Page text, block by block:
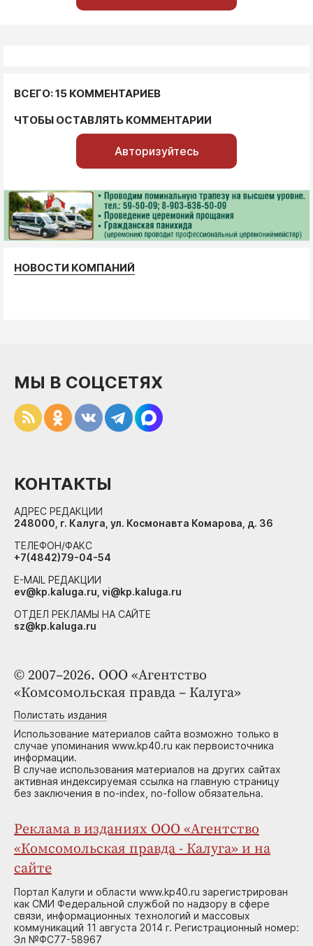
ВСЕГО: 15 КОММЕНТАРИЕВ
ЧТОБЫ ОСТАВЛЯТЬ КОММЕНТАРИИ
Авторизуйтесь
НОВОСТИ КОМПАНИЙ
© 2007–2026. ООО «Агентство
«Комсомольская правда – Калуга»
Полистать издания
Использование материалов сайта возможно только в
случае упоминания www.kp40.ru как первоисточника
информации.
В случае использования материалов на других сайтах
активная индексируемая ссылка на главную страницу
без заключения в no-index, no-follow обязательна.
Реклама в изданиях ООО «Агентство
«Комсомольская правда - Калуга» и на
сайте
Портал Калуги и области www.kp40.ru зарегистрирован
как СМИ Федеральной службой по надзору в сфере
связи, информационных технологий и массовых
коммуникаций 11 августа 2014 г. Регистрационный номер:
Эл №ФС77-58967
МЫ В СОЦСЕТЯХ
КОНТАКТЫ
АДРЕС РЕДАКЦИИ
248000, г. Калуга, ул. Космонавта Комарова, д. 36
ТЕЛЕФОН/ФАКС
+7(4842)79-04-54
E-MAIL РЕДАКЦИИ
ev@kp.kaluga.ru, vi@kp.kaluga.ru
ОТДЕЛ РЕКЛАМЫ НА САЙТЕ
sz@kp.kaluga.ru